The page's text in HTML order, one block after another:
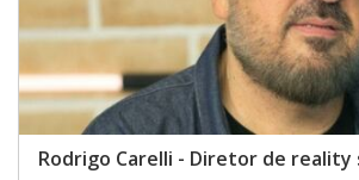
Rodrigo Carelli - Diretor de reality